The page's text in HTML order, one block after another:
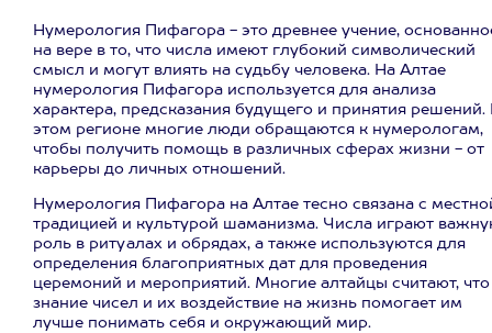
Нумерология Пифагора - это древнее учение,
на вере в то, что числа имеют глубокий символический
смысл и могут влиять на судьбу человека. На Алтае
нумерология Пифагора используется для анализа
характера, предсказания будущего и принятия решений.
этом регионе многие люди обращаются к нумерологам,
чтобы получить помощь в различных сферах жизни - от
карьеры до личных отношений.
Нумерология Пифагора на Алтае тесно связана с
традицией и культурой шаманизма. Числа играют
роль в ритуалах и обрядах, а также используются для
определения благоприятных дат для проведения
церемоний и мероприятий. Многие алтайцы считают, что
знание чисел и их воздействие на жизнь помогает им
лучше понимать себя и окружающий мир.